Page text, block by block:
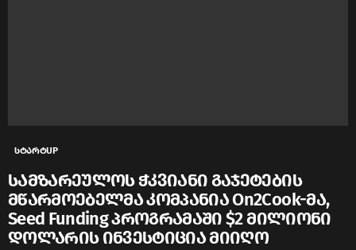
სტარტUP
სამზარეულოს ჭკვიანი გაჯეტების
მწარმოებელმა კომპანია On2Cook-მა,
Seed Funding პროგრამაში $2 მილიონი
დოლარის ინვესტიცია მიიღო